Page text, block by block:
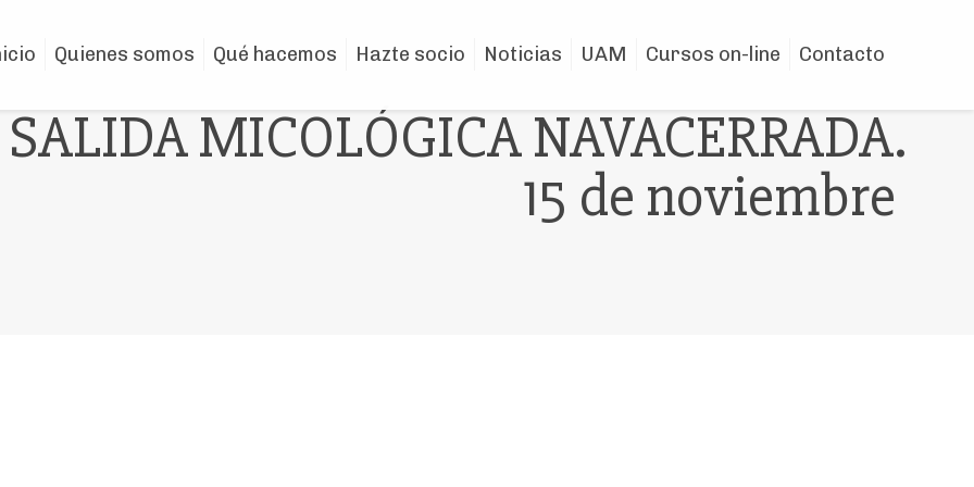
Quienes somos Qué hacemos Hazte socio Noticias UAM Cursos on-line Contacto
SALIDA MICOLÓGICA NAVACERRADA.
15 de noviembre